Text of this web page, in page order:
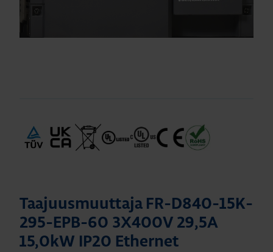
Taajuusmuuttaja FR-D840-15K-
295-EPB-60 3X400V 29,5A
15,0kW IP20 Ethernet